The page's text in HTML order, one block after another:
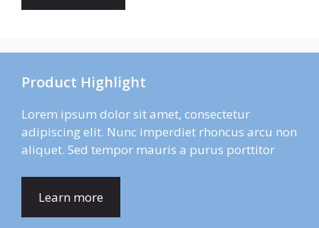
Product Highlight
Lorem ipsum dolor sit amet, consectetur
adipiscing elit. Nunc imperdiet rhoncus arcu non
aliquet. Sed tempor mauris a purus porttitor
Learn more